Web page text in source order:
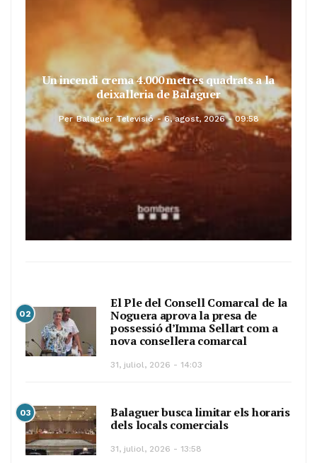
Un incendi crema 4.000 metres quadrats a la
deixalleria de Balaguer
Per Balaguer Televisió 6, agost, 2026 - 09:58
02
El Ple del Consell Comarcal de la
Noguera aprova la presa de
possessió d’Imma Sellart com a
nova consellera comarcal
31, juliol, 2026 - 14:03
03
Balaguer busca limitar els horaris
dels locals comercials
31, juliol, 2026 - 13:58